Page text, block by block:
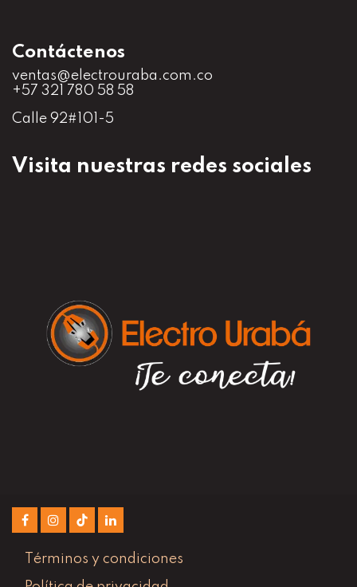
Contáctenos
ventas@electrouraba.com.co
+57 321 780 58 58
Calle 92#101-5
Visita nuestras redes sociales
Términos y condiciones